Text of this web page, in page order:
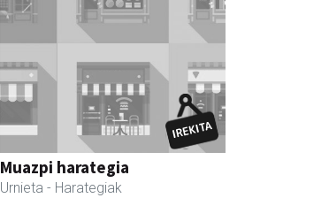
Muazpi harategia
Urnieta - Harategiak